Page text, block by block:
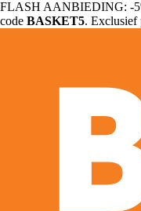
FLASH AANBIEDING: -
code BASKET5. Exclusief